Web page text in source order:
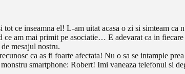
tot ce inseamna el! L-am uitat acasa o zi si simteam
am mai primit pe asociatie… E adevarat ca in
mesajul nostru.
ca as fi foarte afectata! Nu o sa se intample
smartphone: Robert! Imi vaneaza telefonul si